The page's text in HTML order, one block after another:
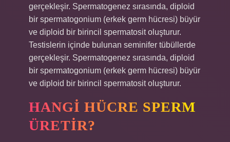
gerçekleşir. Spermatogenez sırasında, diploid
bir spermatogonium (erkek germ hücresi) büyür
ve diploid bir birincil spermatosit oluşturur.
Testislerin içinde bulunan seminifer tübüllerde
gerçekleşir. Spermatogenez sırasında, diploid
bir spermatogonium (erkek germ hücresi) büyür
ve diploid bir birincil spermatosit oluşturur.
HANGI HÜCRE SPERM
ÜRETIR?